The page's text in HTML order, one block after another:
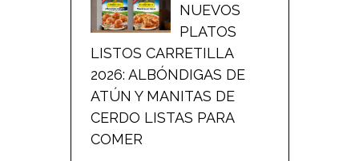
NUEVOS
PLATOS
LISTOS CARRETILLA
2026: ALBÓNDIGAS DE
ATÚN Y MANITAS DE
CERDO LISTAS PARA
COMER